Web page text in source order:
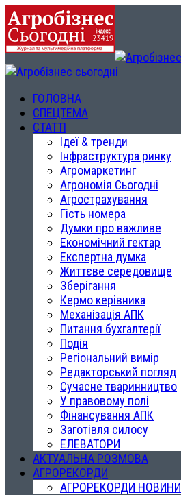
ГОЛОВНА
СПЕЦТЕМА
СТАТТІ
Ідеї & тренди
Інфраструктура ринку
Агромаркетинг
Агрономія Сьогодні
Агрострахування
Гість номера
Думки про важливе
Економічний гектар
Експертна думка
Життєве середовище
Зберігання
Кермо керівника
Механізація АПК
Питання бухгалтерії
Подія
Регіональний вимір
Редакторський погляд
Сучасне тваринництво
У правовому полі
Фінансування АПК
Заготівля силосу
ЕЛЕВАТОРИ
АКТУАЛЬНА РОЗМОВА
АГРОРЕКОРДИ
АГРОРЕКОРДИ НОВИНИ